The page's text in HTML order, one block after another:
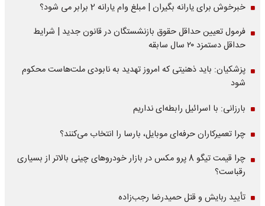
خبرخوش برای یارانه بگیران | مبلغ وام یارانه 2 برابر می شود؟
فرمول تعیین حداقل حقوق بازنشستگان در قانون جدید | شرایط
حداقل دستمزد ۲۰ سال سابقه
پزشکیان: باید ذهنیتی که امروز تهدید به نابودی ملت‌هاست محکوم
شود
بارزانی: با اسرائیل رابطه‌ای نداریم
چرا تعمیرکاران حرفه‌ای موبایل، بارسا را انتخاب می‌کنند؟
چرا قیمت تیگو 8 پرو مکس در بازار خودروهای چینی بالاتر از بسیاری
رقباست؟
تأیید ربایش و قتل حمیدرضا رجب‌زاده